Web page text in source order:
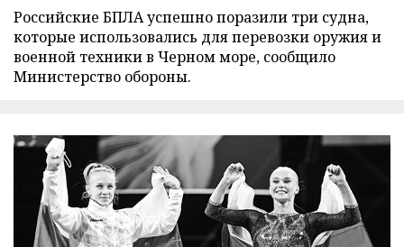
Российские БПЛА успешно поразили три судна,
которые использовались для перевозки оружия и
военной техники в Черном море, сообщило
Министерство обороны.